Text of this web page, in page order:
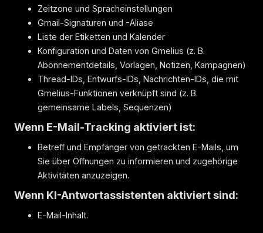
Zeitzone und Spracheinstellungen
Gmail-Signaturen und -Aliase
Liste der Etiketten und Kalender
Konfiguration und Daten von Gmelius (z. B.
Abonnementdetails, Vorlagen, Notizen, Kampagnen)
Thread-IDs, Entwurfs-IDs, Nachrichten-IDs, die mit
Gmelius-Funktionen verknüpft sind (z. B.
gemeinsame Labels, Sequenzen)
Wenn E-Mail-Tracking aktiviert ist:
Betreff und Empfänger von getrackten E-Mails, um
Sie über Öffnungen zu informieren und zugehörige
Aktivitäten anzuzeigen.
Wenn KI-Antwortassistenten aktiviert sind:
E-Mail-Inhalt.